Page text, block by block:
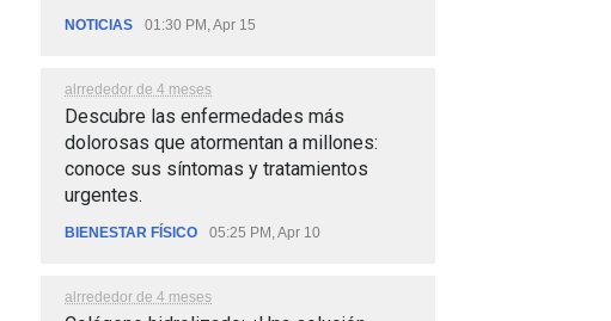
NOTICIAS 01:30 PM, Apr 15
alrrededor de 4 meses
Descubre las enfermedades más
dolorosas que atormentan a millones:
conoce sus síntomas y tratamientos
urgentes.
BIENESTAR FÍSICO 05:25 PM, Apr 10
alrrededor de 4 meses